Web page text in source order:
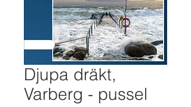
Djupa dräkt,
Varberg - pussel